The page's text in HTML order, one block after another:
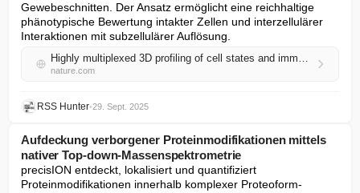
Gewebeschnitten. Der Ansatz ermöglicht eine reichhaltige
phänotypische Bewertung intakter Zellen und interzellulärer
Interaktionen mit subzellulärer Auflösung.
Highly multiplexed 3D profiling of cell states and immune niches in human tumors
nature.com
RSS Hunter•29. Sept. 2025
Aufdeckung verborgener Proteinmodifikationen mittels
nativer Top-down-Massenspektrometrie
precisION entdeckt, lokalisiert und quantifiziert
Proteinmodifikationen innerhalb komplexer Proteoform-